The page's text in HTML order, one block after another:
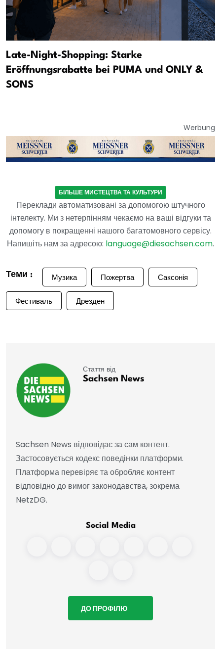
Late-Night-Shopping: Starke
Eröffnungsrabatte bei PUMA und ONLY &
SONS
Werbung
БІЛЬШЕ МИСТЕЦТВА ТА КУЛЬТУРИ
Переклади автоматизовані за допомогою штучного
інтелекту. Ми з нетерпінням чекаємо на ваші відгуки та
допомогу в покращенні нашого багатомовного сервісу.
Напишіть нам за адресою: language@diesachsen.com.
Теми : Музика Пожертва Саксонія
Фестиваль Дрезден
Стаття від
Sachsen News
Sachsen News відповідає за сам контент.
Застосовується кодекс поведінки платформи.
Платформа перевіряє та обробляє контент
відповідно до вимог законодавства, зокрема
NetzDG.
Social Media
ДО ПРОФІЛЮ